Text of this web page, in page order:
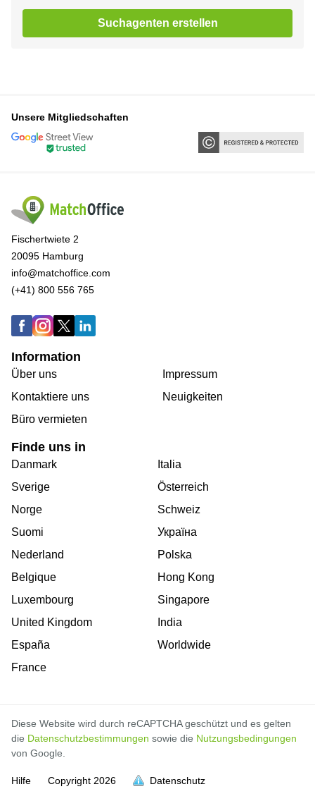
Suchagenten erstellen
Unsere Mitgliedschaften
Fischertwiete 2
20095 Hamburg
info@matchoffice.com
(+41) 800 556 765
Information
Über uns
Kontaktiere uns
Büro vermieten
Impressum
Neuigkeiten
Finde uns in
Danmark
Sverige
Norge
Suomi
Nederland
Belgique
Luxembourg
United Kingdom
España
France
Italia
Österreich
Schweiz
Україна
Polska
Hong Kong
Singapore
India
Worldwide
Diese Website wird durch reCAPTCHA geschützt und es gelten
die Datenschutzbestimmungen sowie die Nutzungsbedingungen
von Google.
Hilfe Copyright 2026 Datenschutz